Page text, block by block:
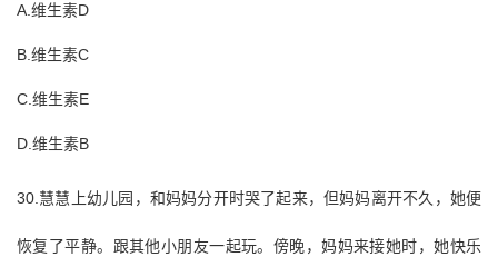
A.维生素D
B.维生素C
C.维生素E
D.维生素B
30.慧慧上幼儿园，和妈妈分开时哭了起来，但妈妈离开不久，她便
恢复了平静。跟其他小朋友一起玩。傍晚，妈妈来接她时，她快乐